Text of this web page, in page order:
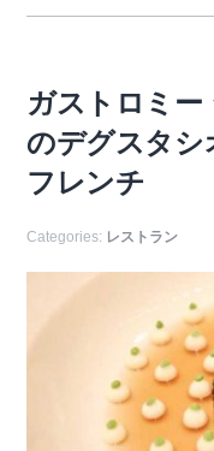
ガストロミー
のデグスタシ
フレンチ
Categories: レストラン